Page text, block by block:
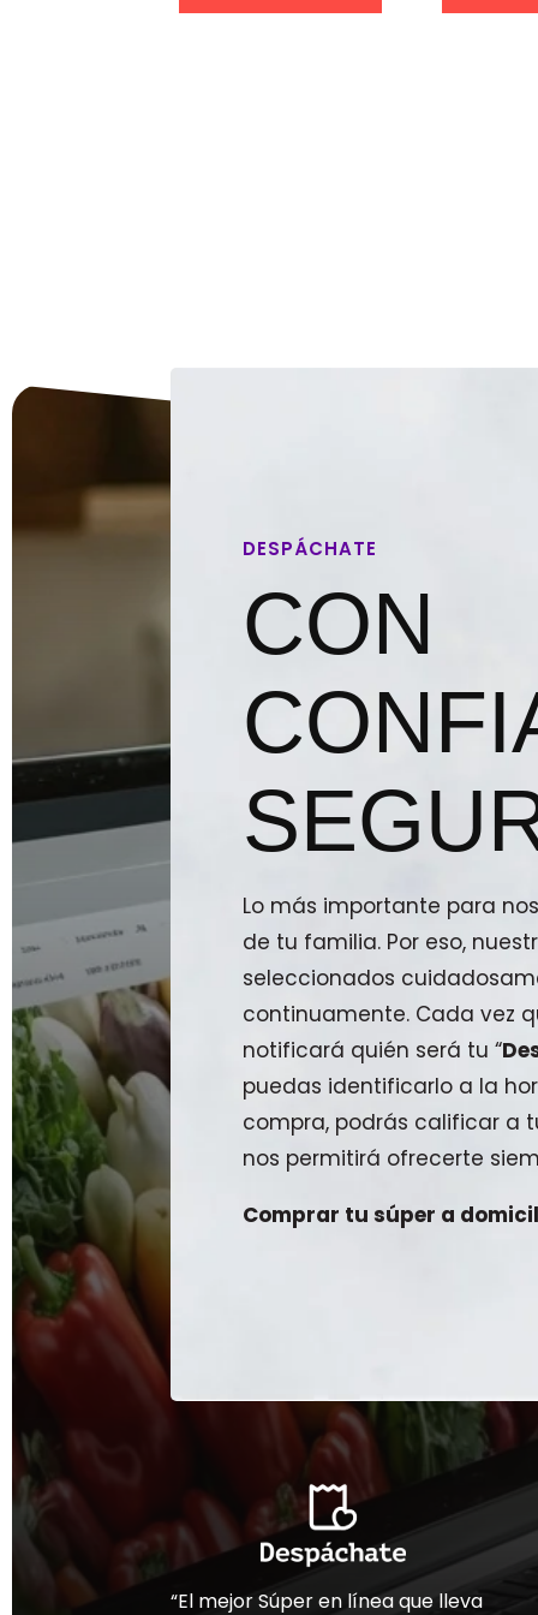
DESPÁCHATE
CON
Lo más importante para
de tu familia. Por eso,
seleccionados
continuamente. Cada vez
notificará quién será tu “
puedas identificarlo a la
compra, podrás calificar a
nos permitirá ofrecerte
Comprar tu súper a
“El mejor Súper en línea que lleva